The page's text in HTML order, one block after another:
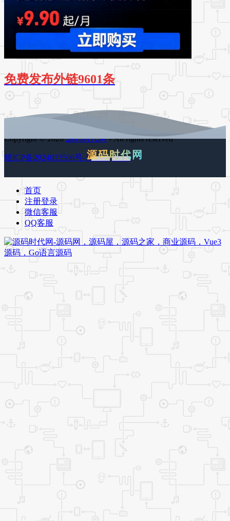
免费发布外链9601条
Copyright © 2026源码时代网- All rights reserved
赣ICP备2024033506号-1百度地图 谷歌地图
源码时代网
首页
注册登录
微信客服
QQ客服